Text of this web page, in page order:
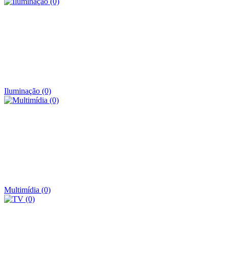
Iluminação (0)
Multimídia (0)